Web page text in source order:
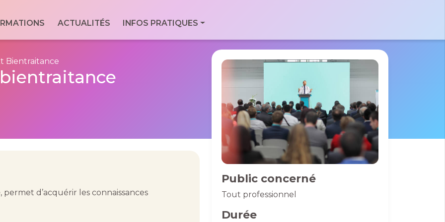
du
Formassad
9 Bd Pierre
Mendes France
77600 Bussy St
Georges
ACTUALITÉS INFOS PRATIQUES
Bientraitance
d’acquérir les connaissances
Public concerné
Tout professionnel
Durée